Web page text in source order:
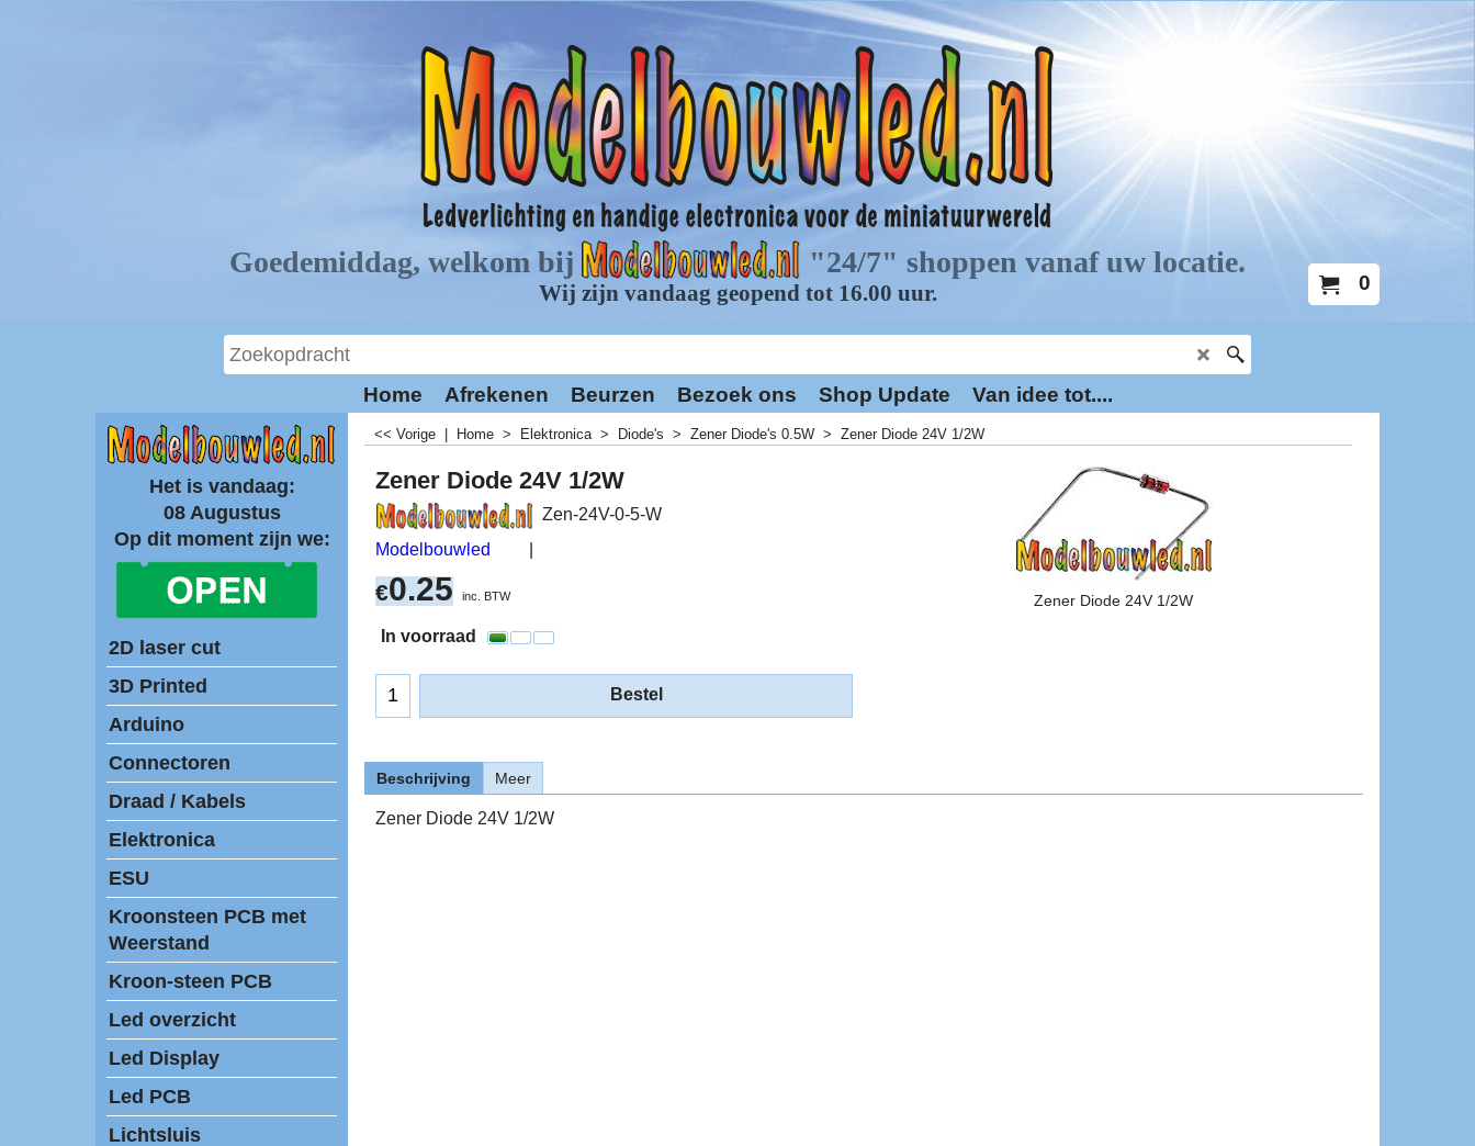
0
Home Afrekenen Beurzen Bezoek ons Shop Update Van idee tot....
Het is vandaag:
08 Augustus
Op dit moment zijn we:
2D laser cut
3D Printed
Arduino
Connectoren
Draad / Kabels
Elektronica
ESU
Kroonsteen PCB met
Weerstand
Kroon-steen PCB
Led overzicht
Led Display
Led PCB
Lichtsluis
<< Vorige Home > Elektronica> Diode's > Zener Diode's 0.5W > Zener Diode 24V 1/2W
Zener Diode 24V 1/2W
Zener Diode 24V 1/2W
Modelbouwled
Zen-24V-0-5-W
€0.25 inc. BTW
In voorraad
Bestel
Beschrijving Meer
Zener Diode 24V 1/2W